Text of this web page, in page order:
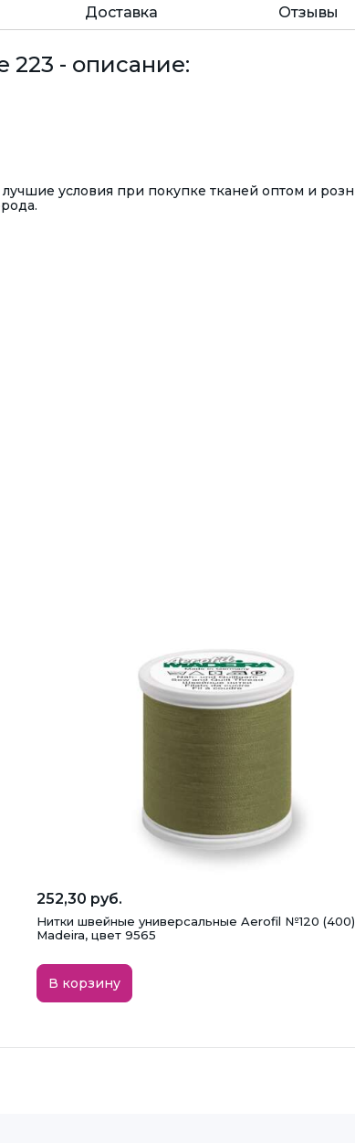
Доставка Отзывы
223 - описание:
условия при покупке тканей оптом и
252,30 руб.
Нитки швейные универсальные Aerofil №120 (400)
Madeira, цвет 9565
В корзину